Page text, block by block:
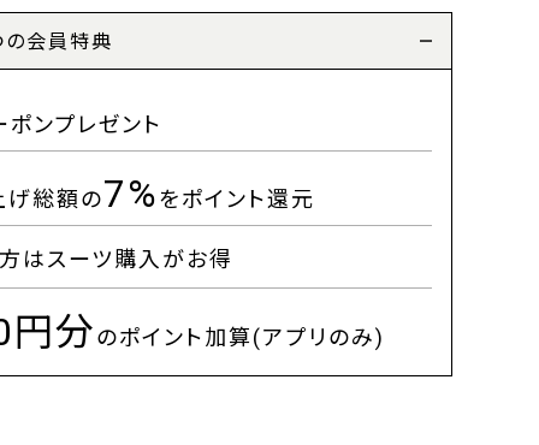
の会員特典
ポンプレゼント
げ総額の7%をポイント還元
はスーツ購入がお得
円分のポイント加算(アプリのみ)